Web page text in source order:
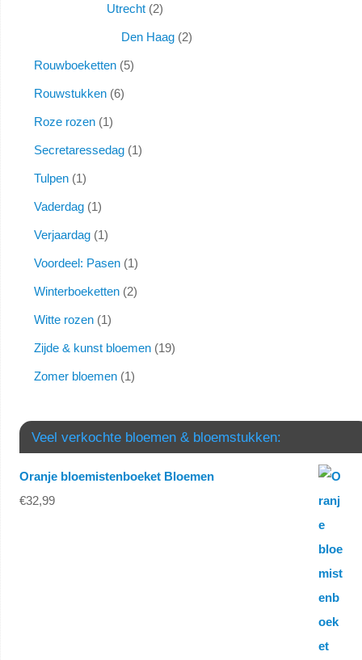
Utrecht 2
Den Haag 2
Rouwboeketten 5
Rouwstukken 6
Roze rozen 1
Secretaressedag 1
Tulpen 1
Vaderdag 1
Verjaardag 1
Voordeel: Pasen 1
Winterboeketten 2
Witte rozen 1
Zijde & kunst bloemen 19
Zomer bloemen 1
Veel verkochte bloemen & bloemstukken:
Oranje bloemistenboeket Bloemen
€32,99